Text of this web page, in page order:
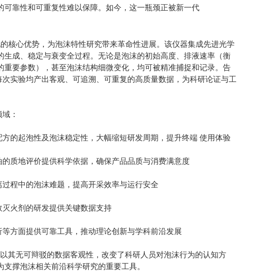
靠性和可重复性难以保障。如今，这一瓶颈正被新一代
心优势，为泡沫特性研究带来革命性进展。该仪器集成先进光学
成、稳定与衰变全过程。无论是泡沫的初始高度、排液速率（衡
要参数），甚至泡沫结构细微变化，均可被精准捕捉和记录。告
实验均产出客观、可追溯、可重复的高质量数据，为科研论证与工
：
的起泡性及泡沫稳定性，大幅缩短研发周期，提升终端 使用体验
质地评价提供科学依据，确保产品品质与消费满意度
程中的泡沫难题，提高开采效率与运行安全
火剂的研发提供关键数据支持
方面提供可靠工具，推动理论创新与学科前沿发展
无可辩驳的数据客观性，改变了科研人员对泡沫行为的认知方
支撑泡沫相关前沿科学研究的重要工具。